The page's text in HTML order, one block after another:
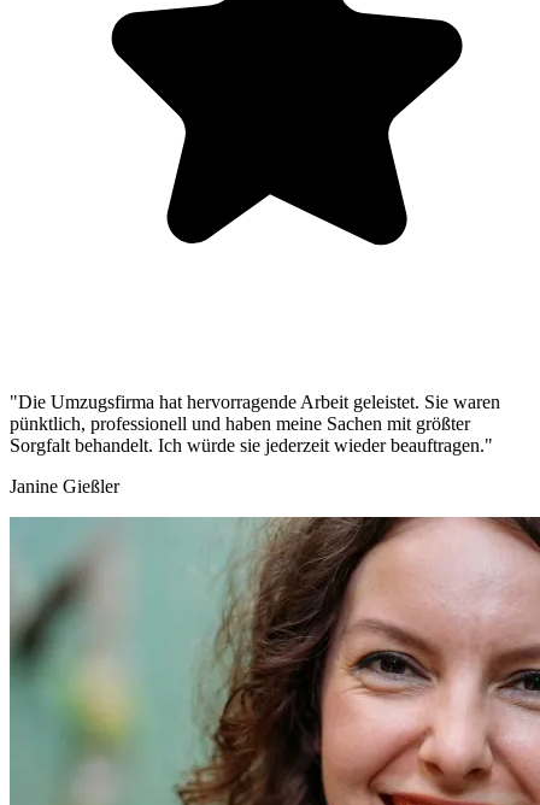
"Die Umzugsfirma hat hervorragende Arbeit geleistet. Sie waren
pünktlich, professionell und haben meine Sachen mit größter
Sorgfalt behandelt. Ich würde sie jederzeit wieder beauftragen."
Janine Gießler